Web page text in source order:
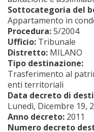
Sottocategoria del
Appartamento in
Procedura:5/2004
Ufficio: Tribunale
Distretto: MILANO
Tipo destinazione:
Trasferimento al
enti territoriali
Data decreto di
Lunedì, Dicembre 19,
Anno decreto: 2011
Numero decreto